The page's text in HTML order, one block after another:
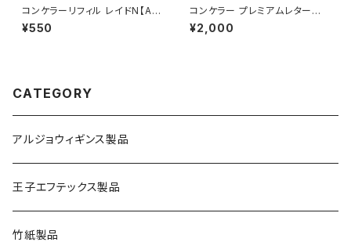
コンケラーリフィル レイドN【A
5・無地・6穴】
¥550
コンケラー プレミアムレターセッ
ト【ウーブ】
¥2,000
CATEGORY
アルジョウィギンス製品
王子エフテックス製品
竹紙製品